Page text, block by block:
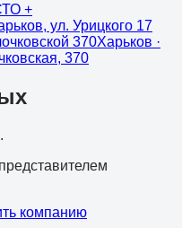
+
ул. Урицкого 17
370Харьков ·
370
.
компанию